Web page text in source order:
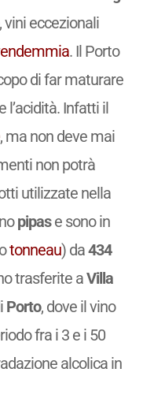
vini eccezionali
. Il Porto
di far maturare
l’acidità. Infatti il
, ma non deve mai
non potrà
utilizzate nella
pipase sono in
tonneau) da434
trasferite aVilla
Porto, dove il vino
fra i 3 e i 50
alcolica in